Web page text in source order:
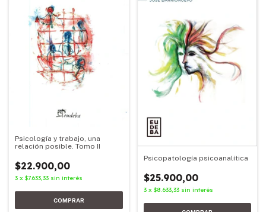
Psicología y trabajo, una
relación posible. Tomo II
$22.900,00
3 x $7.633,33 sin interés
Psicopatología psicoanalítica
$25.900,00
3 x $8.633,33 sin interés